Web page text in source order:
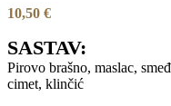
10,50 €
SASTAV:
Pirovo brašno, maslac,
cimet, klinčić